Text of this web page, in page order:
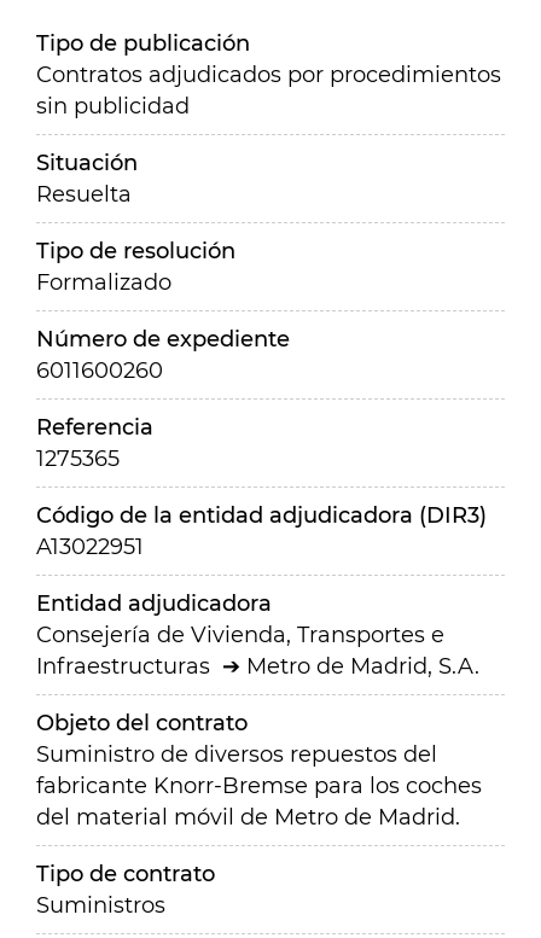
Tipo de publicación
Contratos adjudicados por procedimientos
sin publicidad
Situación
Resuelta
Tipo de resolución
Formalizado
Número de expediente
6011600260
Referencia
1275365
Código de la entidad adjudicadora (DIR3)
A13022951
Entidad adjudicadora
Consejería de Vivienda, Transportes e
Infraestructuras
Metro de Madrid, S.A.
Objeto del contrato
Suministro de diversos repuestos del
fabricante Knorr-Bremse para los coches
del material móvil de Metro de Madrid.
Tipo de contrato
Suministros